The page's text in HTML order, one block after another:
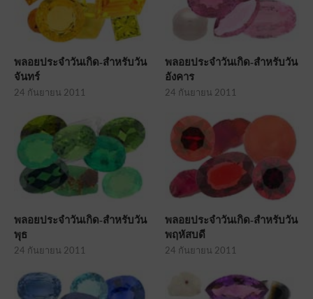
พลอยประจำวันเกิด-สำหรับวัน
จันทร์
24 กันยายน 2011
พลอยประจำวันเกิด-สำหรับวัน
อังคาร
24 กันยายน 2011
พลอยประจำวันเกิด-สำหรับวัน
พุธ
24 กันยายน 2011
พลอยประจำวันเกิด-สำหรับวัน
พฤหัสบดี
24 กันยายน 2011